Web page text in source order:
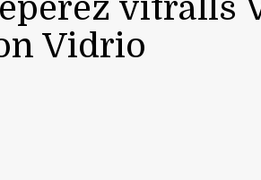
vitralls
Vidrio